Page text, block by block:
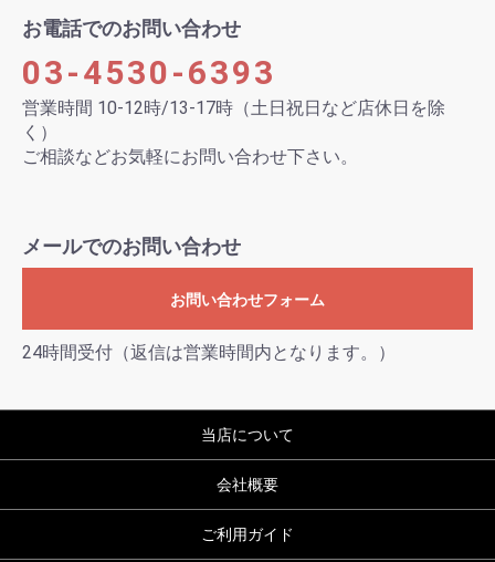
お電話でのお問い合わせ
03-4530-6393
営業時間 10-12時/13-17時（土日祝日など店休日を除
く）
ご相談などお気軽にお問い合わせ下さい。
メールでのお問い合わせ
お問い合わせフォーム
24時間受付（返信は営業時間内となります。）
当店について
会社概要
ご利用ガイド